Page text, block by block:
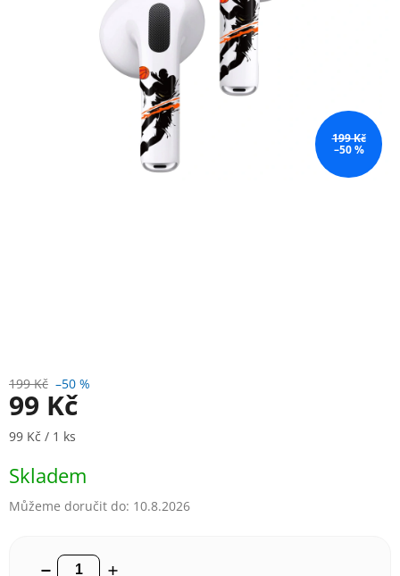
199 Kč
–50 %
199 Kč –50 %
99 Kč
Měrná cena:
99 Kč / 1 ks
Skladem
Můžeme doručit do: 10.8.2026